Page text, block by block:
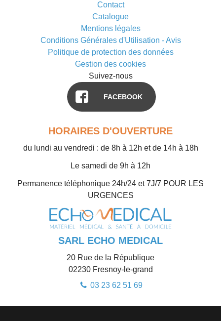
Contact
Catalogue
Mentions légales
Conditions Générales d'Utilisation - Avis
Politique de protection des données
Gestion des cookies
Suivez-nous
FACEBOOK
HORAIRES D'OUVERTURE
du lundi au vendredi : de 8h à 12h et de 14h à 18h
Le samedi de 9h à 12h
Permanence téléphonique 24h/24 et 7J/7 POUR LES
URGENCES
SARL ECHO MEDICAL
20 Rue de la République
02230 Fresnoy-le-grand
03 23 62 51 69